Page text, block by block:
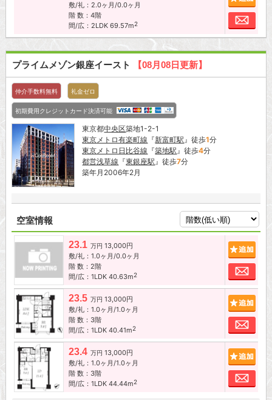
敷/礼：2.0ヶ月/0.0ヶ月
階 数：4階
間/広：2LDK 69.57m2
お
プライムメゾン銀座イースト 【08月08日更新】
仲介手数料無料 礼金ゼロ
初期費用クレジットカード決済可能
東京都中央区築地1-2-1
東京メトロ有楽町線 『新富町駅』徒歩1分
東京メトロ日比谷線 『築地駅』徒歩4分
都営浅草線 『東銀座駅』徒歩7分
築年月2006年2月
空室情報
23.1 万円 13,000円
敷/礼：1.0ヶ月/0.0ヶ月
階 数：2階
間/広：1LDK 40.63m2
お
23.5 万円 13,000円
敷/礼：1.0ヶ月/1.0ヶ月
階 数：3階
間/広：1LDK 40.41m2
お
23.4 万円 13,000円
敷/礼：1.0ヶ月/1.0ヶ月
階 数：3階
間/広：1LDK 44.44m2
お